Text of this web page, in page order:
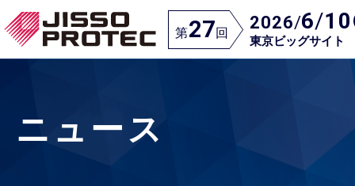
第27回 2026/6/10
東京ビッグサイト
ニュース